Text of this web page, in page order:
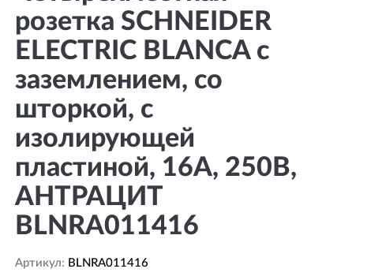
розетка SCHNEIDER
ELECTRIC BLANCA с
заземлением, со
шторкой, с
изолирующей
пластиной, 16А, 250В,
АНТРАЦИТ
BLNRA011416
Артикул: BLNRA011416